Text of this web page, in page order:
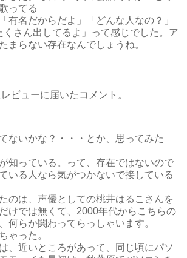
ってる
有名だからだよ」「どんな人なの？」
くさん出してるよ」って感じでした。ア
まらない存在なんでしょうね。
ビューに届いたコメント。
ないかな？・・・とか、思ってみた
知っている。って、存在ではないので
いる人なら気がつかないで接している
のは、声優としての桃井はるこさんを
けでは無くて、2000年代からこちらの
何らか関わってらっしゃいます。
ゃった。
、近いところがあって、同じ頃にパソ